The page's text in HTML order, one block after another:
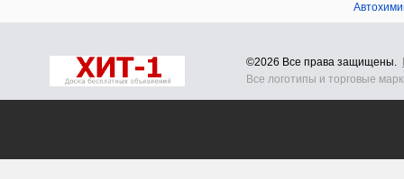
©2026 Все права защищены.
Все логотипы и торговые